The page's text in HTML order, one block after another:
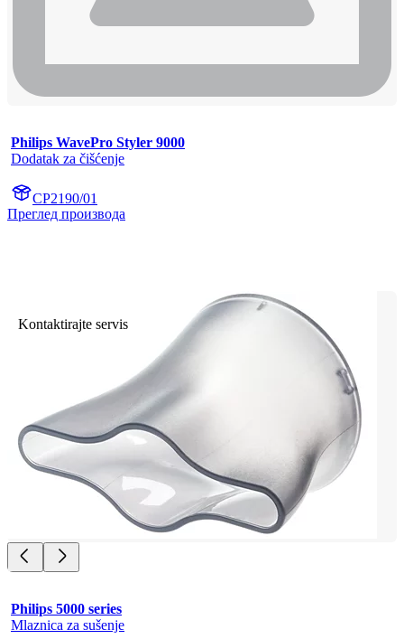
Philips WavePro Styler 9000
Dodatak za čišćenje
CP2190/01
Преглед производа
Kontaktirajte servis
Philips 5000 series
Mlaznica za sušenje